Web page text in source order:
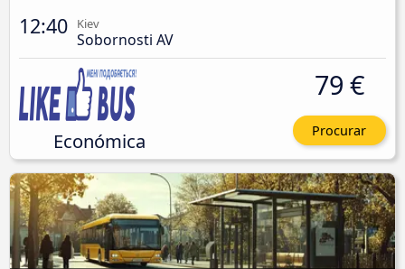
12:40 Kiev
Sobornosti AV
Económica
79 €
Procurar